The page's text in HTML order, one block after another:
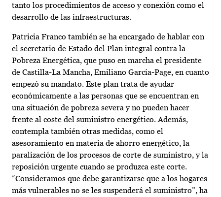
tanto los procedimientos de acceso y conexión como el
desarrollo de las infraestructuras.
Patricia Franco también se ha encargado de hablar con
el secretario de Estado del Plan integral contra la
Pobreza Energética, que puso en marcha el presidente
de Castilla-La Mancha, Emiliano García-Page, en cuanto
empezó su mandato. Este plan trata de ayudar
económicamente a las personas que se encuentran en
una situación de pobreza severa y no pueden hacer
frente al coste del suministro energético. Además,
contempla también otras medidas, como el
asesoramiento en materia de ahorro energético, la
paralización de los procesos de corte de suministro, y la
reposición urgente cuando se produzca este corte.
“Consideramos que debe garantizarse que a los hogares
más vulnerables no se les suspenderá el suministro”, ha